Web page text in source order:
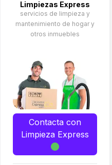
Organización y
orden de
armarios o
donación)
Desinfección
ambiental con
ozono
Ayuda a domicilio
(aseo, apoyo
familiar,
acompañamientos
médicos)
Limpiezas Express
servicios de limpieza y
mantenimiento de hogar y
otros inmuebles
Contacta con
Limpieza Express